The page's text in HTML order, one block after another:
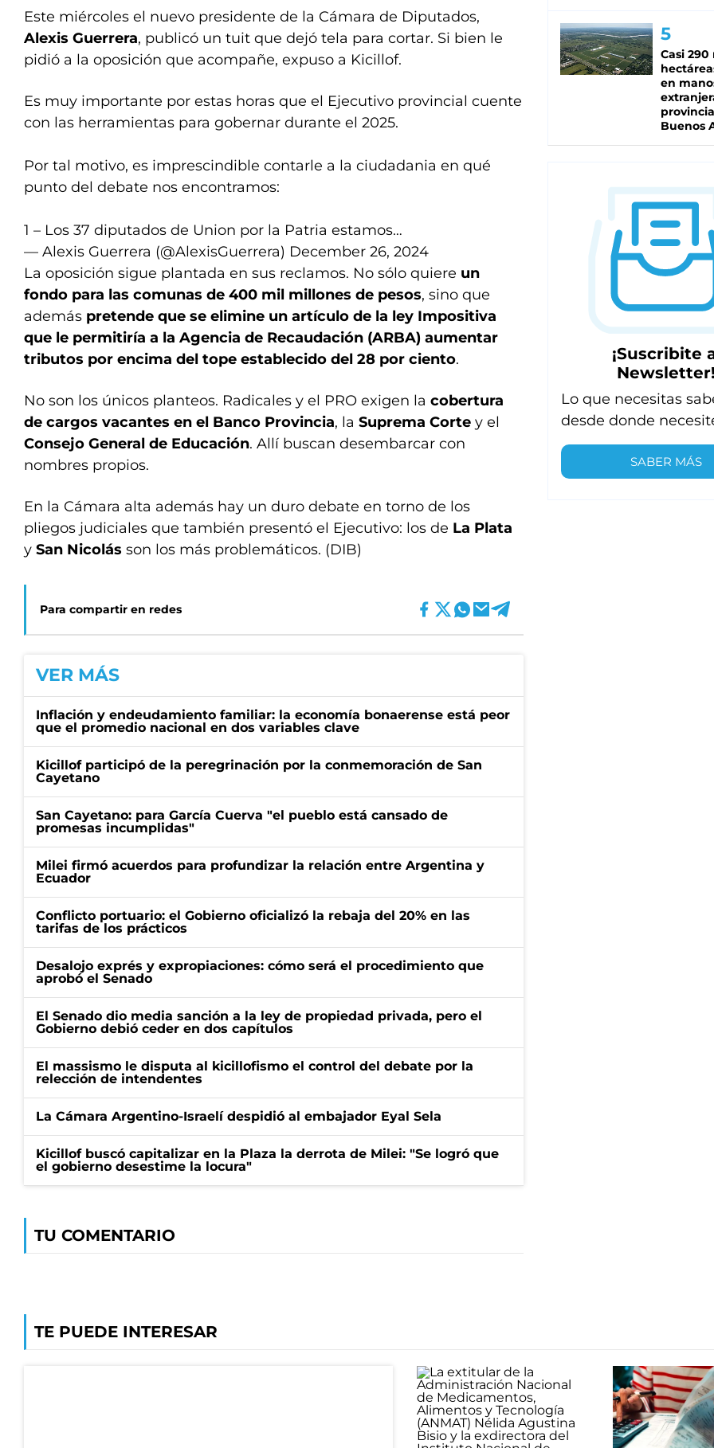
Este miércoles el nuevo presidente de la Cámara de Diputados,
Alexis Guerrera, publicó un tuit que dejó tela para cortar. Si bien le
pidió a la oposición que acompañe, expuso a Kicillof.
Es muy importante por estas horas que el Ejecutivo provincial cuente
con las herramientas para gobernar durante el 2025.
Por tal motivo, es imprescindible contarle a la ciudadania en qué
punto del debate nos encontramos:
1 – Los 37 diputados de Union por la Patria estamos…
— Alexis Guerrera (@AlexisGuerrera) December 26, 2024
La oposición sigue plantada en sus reclamos. No sólo quiere un
fondo para las comunas de 400 mil millones de pesos, sino que
además pretende que se elimine un artículo de la ley Impositiva
que le permitiría a la Agencia de Recaudación (ARBA) aumentar
tributos por encima del tope establecido del 28 por ciento.
No son los únicos planteos. Radicales y el PRO exigen la cobertura
de cargos vacantes en el Banco Provincia, la Suprema Corte y el
Consejo General de Educación. Allí buscan desembarcar con
nombres propios.
En la Cámara alta además hay un duro debate en torno de los
pliegos judiciales que también presentó el Ejecutivo: los de La Plata
y San Nicolás son los más problemáticos. (DIB)
Para compartir en redes
VER MÁS
Inflación y endeudamiento familiar: la economía bonaerense está peor
que el promedio nacional en dos variables clave
Kicillof participó de la peregrinación por la conmemoración de San
Cayetano
San Cayetano: para García Cuerva "el pueblo está cansado de
promesas incumplidas"
Milei firmó acuerdos para profundizar la relación entre Argentina y
Ecuador
Conflicto portuario: el Gobierno oficializó la rebaja del 20% en las
tarifas de los prácticos
Desalojo exprés y expropiaciones: cómo será el procedimiento que
aprobó el Senado
El Senado dio media sanción a la ley de propiedad privada, pero el
Gobierno debió ceder en dos capítulos
El massismo le disputa al kicillofismo el control del debate por la
relección de intendentes
La Cámara Argentino-Israelí despidió al embajador Eyal Sela
Kicillof buscó capitalizar en la Plaza la derrota de Milei: "Se logró que
el gobierno desestime la locura"
TU COMENTARIO
Casi 290
en
Buenos
¡Suscribite
Newsletter!
Lo que necesitas
desde donde
SABER MÁS
TE PUEDE INTERESAR